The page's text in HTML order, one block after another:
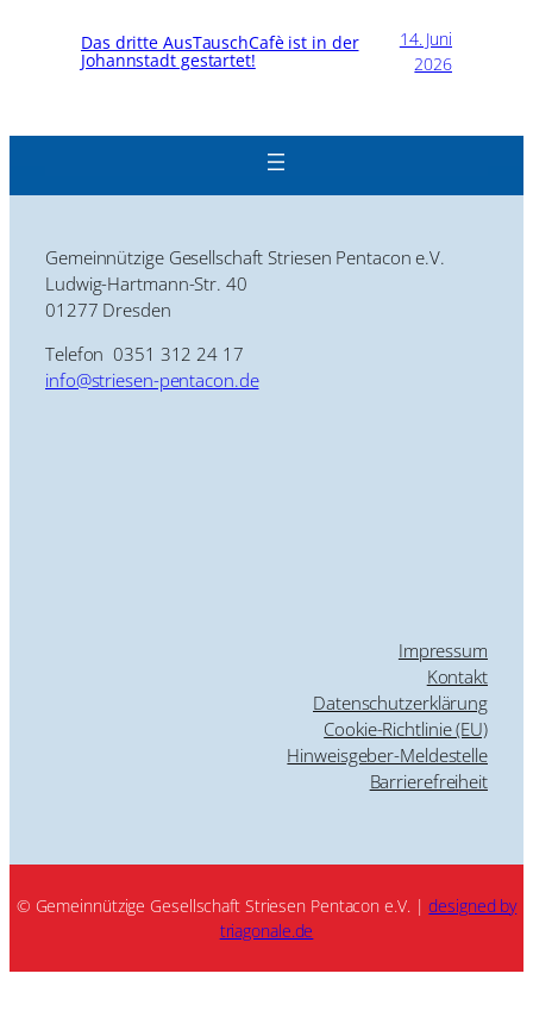
Das dritte AusTauschCafè ist in der
Johannstadt gestartet!
14. Juni
2026
Gemeinnützige Gesellschaft Striesen Pentacon e.V.
Ludwig-Hartmann-Str. 40
01277 Dresden
Telefon 0351 312 24 17
info@striesen-pentacon.de
Impressum
Kontakt
Datenschutzerklärung
Cookie-Richtlinie (EU)
Hinweisgeber-Meldestelle
Barrierefreiheit
© Gemeinnützige Gesellschaft Striesen Pentacon e.V. |designed by
triagonale.de